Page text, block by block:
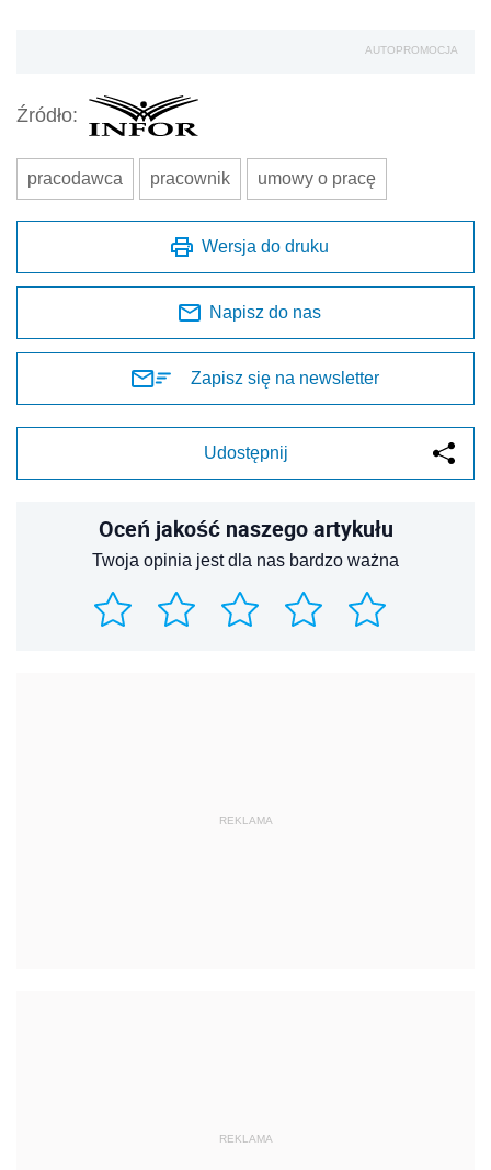
AUTOPROMOCJA
Źródło:
pracodawca pracownik umowy o pracę
Wersja do druku
Napisz do nas
Zapisz się na newsletter
Udostępnij
Oceń jakość naszego artykułu
Twoja opinia jest dla nas bardzo ważna
REKLAMA
REKLAMA